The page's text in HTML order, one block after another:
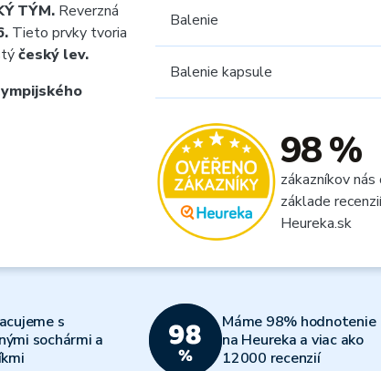
TÝM. Reverzná
Tieto prvky tvoria
český lev.
Balenie
Balenie kapsule
98 %
zákazníkov nás
základe
Heureka.sk
s
sochármi a
Máme 98% hodnotenie
na Heureka a viac ako
12000 recenzií